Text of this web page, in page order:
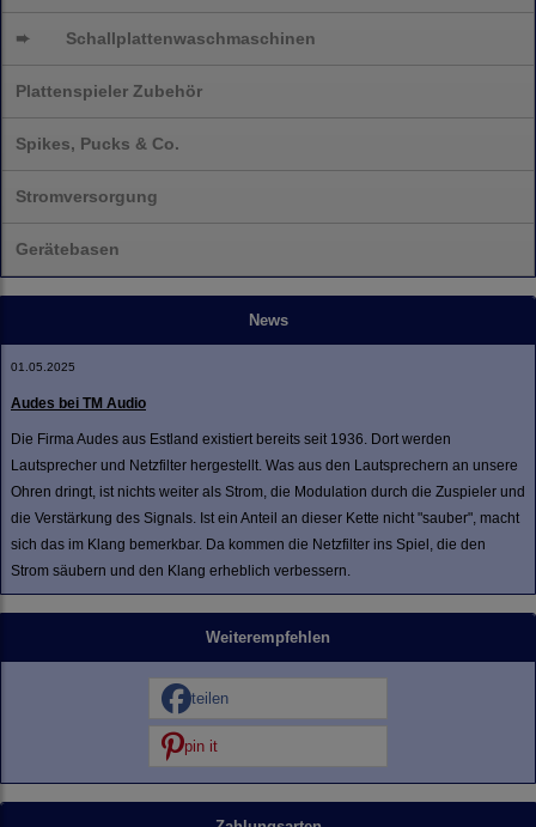
➨ Schallplattenwaschmaschinen
Plattenspieler Zubehör
Spikes, Pucks & Co.
Stromversorgung
Gerätebasen
News
01.05.2025
Audes bei TM Audio
Die Firma Audes aus Estland existiert bereits seit 1936. Dort werden
Lautsprecher und Netzfilter hergestellt. Was aus den Lautsprechern an unsere
Ohren dringt, ist nichts weiter als Strom, die Modulation durch die Zuspieler und
die Verstärkung des Signals. Ist ein Anteil an dieser Kette nicht "sauber", macht
sich das im Klang bemerkbar. Da kommen die Netzfilter ins Spiel, die den
Strom säubern und den Klang erheblich verbessern.
Weiterempfehlen
teilen
pin it